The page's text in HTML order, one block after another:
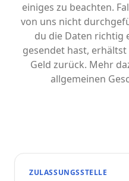
einiges zu beachten.
von uns nicht
du die Daten richtig
gesendet hast,
Geld zurück. Mehr
allgemeinen
ZULASSUNGSSTELLE